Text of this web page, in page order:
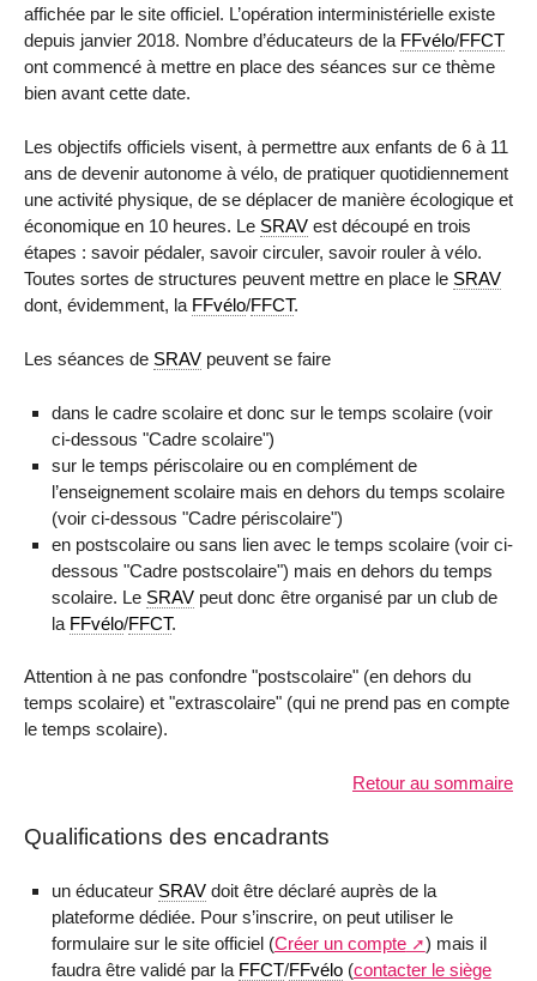
affichée par le site officiel. L’opération interministérielle existe
depuis janvier 2018. Nombre d’éducateurs de la FFvélo/FFCT
ont commencé à mettre en place des séances sur ce thème
bien avant cette date.
Les objectifs officiels visent, à permettre aux enfants de 6 à 11
ans de devenir autonome à vélo, de pratiquer quotidiennement
une activité physique, de se déplacer de manière écologique et
économique en 10 heures. Le SRAV est découpé en trois
étapes : savoir pédaler, savoir circuler, savoir rouler à vélo.
Toutes sortes de structures peuvent mettre en place le SRAV
dont, évidemment, la FFvélo/FFCT.
Les séances de SRAV peuvent se faire
dans le cadre scolaire et donc sur le temps scolaire (voir
ci-dessous "Cadre scolaire")
sur le temps périscolaire ou en complément de
l’enseignement scolaire mais en dehors du temps scolaire
(voir ci-dessous "Cadre périscolaire")
en postscolaire ou sans lien avec le temps scolaire (voir ci-
dessous "Cadre postscolaire") mais en dehors du temps
scolaire. Le SRAVpeut donc être organisé par un club de
la FFvélo/FFCT.
Attention à ne pas confondre "postscolaire" (en dehors du
temps scolaire) et "extrascolaire" (qui ne prend pas en compte
le temps scolaire).
Retour au sommaire
Qualifications des encadrants
un éducateur SRAVdoit être déclaré auprès de la
plateforme dédiée. Pour s’inscrire, on peut utiliser le
formulaire sur le site officiel (Créer un compte
) mais il
faudra être validé par la FFCT/FFvélo(contacter le siège